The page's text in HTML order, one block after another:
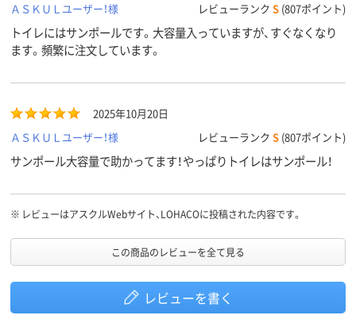
ＡＳＫＵＬユーザー！様
レビューランク S (807ポイント)
トイレにはサンポールです。大容量入っていますが、すぐなくなり
ます。頻繁に注文しています。
2025年10月20日
ＡＳＫＵＬユーザー！様
レビューランク S (807ポイント)
サンポール大容量で助かってます！やっぱりトイレはサンポール！
※ レビューはアスクルWebサイト、LOHACOに投稿された内容です。
この商品のレビューを全て見る
レビューを書く